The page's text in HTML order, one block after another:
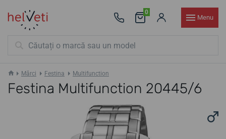
0
Menu
Mărci Festina Multifunction
Festina Multifunction 20445/6